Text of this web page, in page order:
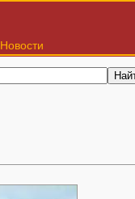
Новости